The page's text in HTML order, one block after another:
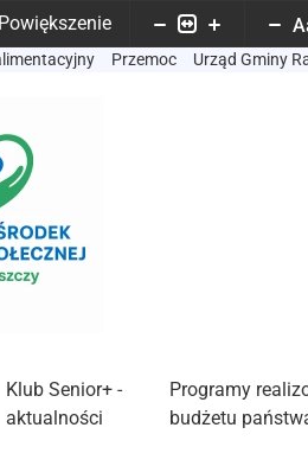
Powiększenie
Przemoc Urząd Gminy
Klub Senior+ -
aktualności
Programy
budżetu